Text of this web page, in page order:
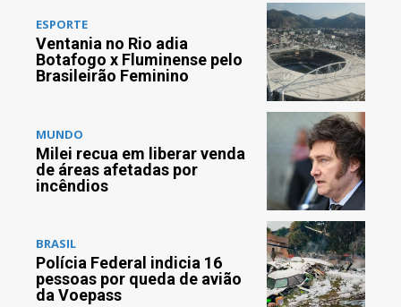
ESPORTE
Ventania no Rio adia
Botafogo x Fluminense pelo
Brasileirão Feminino
MUNDO
Milei recua em liberar venda
de áreas afetadas por
incêndios
BRASIL
Polícia Federal indicia 16
pessoas por queda de avião
da Voepass